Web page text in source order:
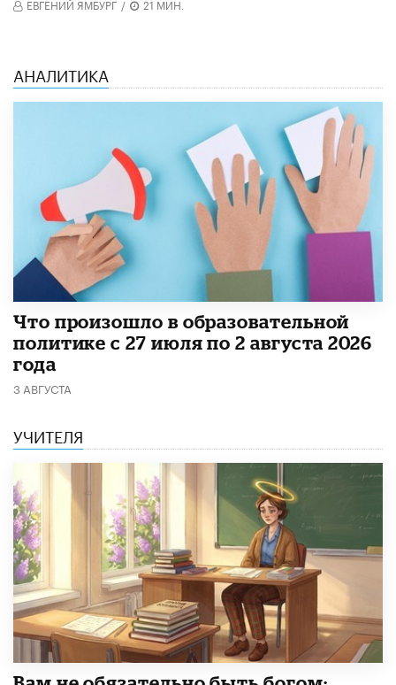
ЕВГЕНИЙ ЯМБУРГ / 21 МИН.
АНАЛИТИКА
​Что произошло в образовательной
политике с 27 июля по 2 августа 2026
года
3 АВГУСТА
УЧИТЕЛЯ